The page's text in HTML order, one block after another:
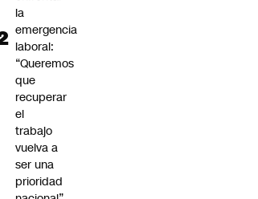
la
emergencia
laboral:
“Queremos
que
recuperar
el
trabajo
vuelva a
ser una
prioridad